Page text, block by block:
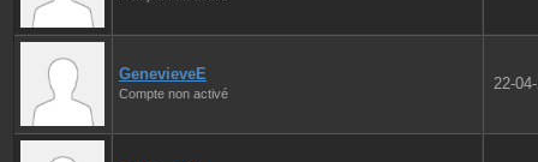
GenevieveE
Compte non activé
22-